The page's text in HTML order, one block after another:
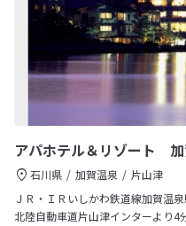
アパホテル＆リゾート
石川県 加賀温泉
片山津
ＪＲ・ＩＲいしかわ鉄道線加賀温
北陸自動車道片山津インターより4